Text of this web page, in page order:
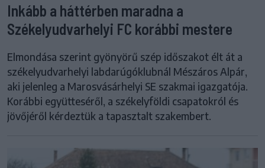
Inkább a háttérben maradna a
Székelyudvarhelyi FC korábbi mestere
Elmondása szerint gyönyörű szép időszakot élt át a
székelyudvarhelyi labdarúgóklubnál Mészáros Alpár,
aki jelenleg a Marosvásárhelyi SE szakmai igazgatója.
Korábbi együtteséről, a székelyföldi csapatokról és
jövőjéről kérdeztük a tapasztalt szakembert.